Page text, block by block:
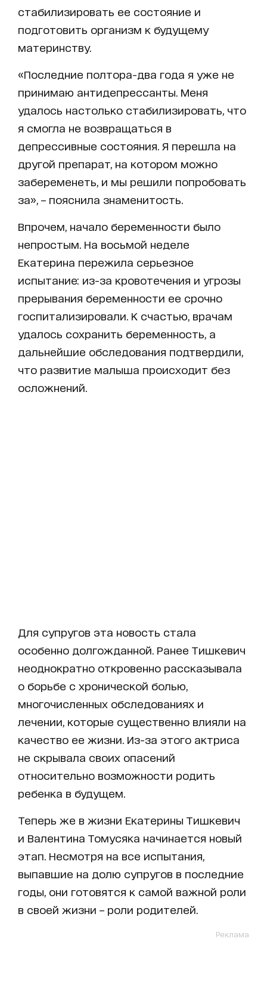
стабилизировать ее состояние и
подготовить организм к будущему
материнству.
«Последние полтора-два года я уже не
принимаю антидепрессанты. Меня
удалось настолько стабилизировать, что
я смогла не возвращаться в
депрессивные состояния. Я перешла на
другой препарат, на котором можно
забеременеть, и мы решили попробовать
за», – пояснила знаменитость.
Впрочем, начало беременности было
непростым. На восьмой неделе
Екатерина пережила серьезное
испытание: из-за кровотечения и угрозы
прерывания беременности ее срочно
госпитализировали. К счастью, врачам
удалось сохранить беременность, а
дальнейшие обследования подтвердили,
что развитие малыша происходит без
осложнений.
Для супругов эта новость стала
особенно долгожданной. Ранее Тишкевич
неоднократно откровенно рассказывала
о борьбе с хронической болью,
многочисленных обследованиях и
лечении, которые существенно влияли на
качество ее жизни. Из-за этого актриса
не скрывала своих опасений
относительно возможности родить
ребенка в будущем.
Теперь же в жизни Екатерины Тишкевич
и Валентина Томусяка начинается новый
этап. Несмотря на все испытания,
выпавшие на долю супругов в последние
годы, они готовятся к самой важной роли
в своей жизни – роли родителей.
Реклама